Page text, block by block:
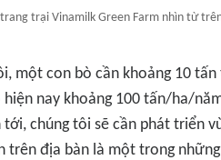
trại Vinamilk Green Farm nhìn từ
một con bò cần khoảng 10
nay khoảng 100 tấn/ha/
chúng tôi sẽ cần phát triển
trên địa bàn là một trong